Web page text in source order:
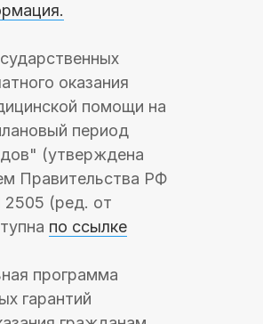
оказания
помощи на
период
(утверждена
Правительства РФ
2505 (ред. от
по ссылке
программа
гарантий